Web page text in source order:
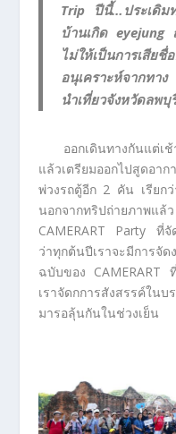
Trip ปีนี้…ประเดิม
บ้านเกิด eyejung
ไม่ให้เป็นการเสีย
อนุเคราะห์จากทา
นำเที่ยวจังหวัดลพบุ
ออกเดินทางกันแต่เ
แล้วเตรียมออกไปสูดอา
พ่วงรถตู้อีก 2 คัน เรียกว่
นอกจากทริปถ่ายภา
CAMERART Party ที่
ว่าทุกต้นปีเราจะมีการ
ฉบับของ CAMERART
เราจัดกการสังสรรค์ในบ
มารอลุ้นกันในช่วงเย็น